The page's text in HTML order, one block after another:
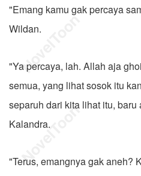
"Emang kamu gak percaya
Wildan.
"Ya percaya, lah. Allah aja
semua, yang lihat sosok itu
separuh dari kita lihat itu,
Kalandra.
"Terus, emangnya gak aneh?